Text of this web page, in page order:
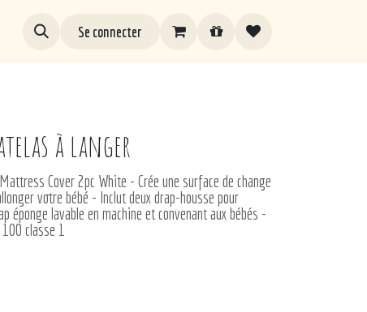
Se connecter
à langer
Cover 2pc White - Crée une surface de change
votre bébé - Inclut deux drap-housse pour
éponge lavable en machine et convenant aux bébés -
classe 1